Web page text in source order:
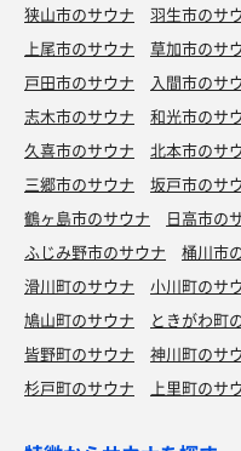
狭山市のサウナ
羽生市のサ
上尾市のサウナ
草加市のサ
戸田市のサウナ
入間市のサ
志木市のサウナ
和光市のサ
久喜市のサウナ
北本市のサ
三郷市のサウナ
坂戸市のサ
鶴ヶ島市のサウナ
日高市の
ふじみ野市のサウナ
桶川市
滑川町のサウナ
小川町のサ
鳩山町のサウナ
ときがわ町
皆野町のサウナ
神川町のサ
杉戸町のサウナ
上里町のサ